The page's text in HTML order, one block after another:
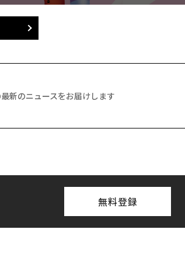
新のニュースをお届けします
無料登録